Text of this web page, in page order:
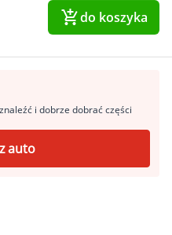
do koszyka
i dobrze dobrać części
auto